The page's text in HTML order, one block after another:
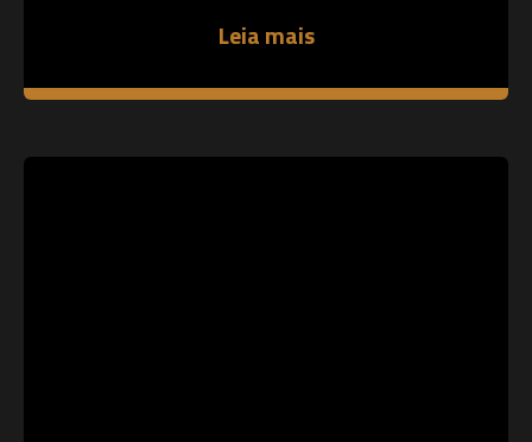
Leia mais